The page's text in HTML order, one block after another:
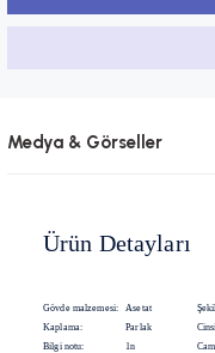
Medya & Görseller
Ürün Detayları
Gövde malzemesi: Asetat
Kaplama:
Parlak
Bilgi notu:
1n